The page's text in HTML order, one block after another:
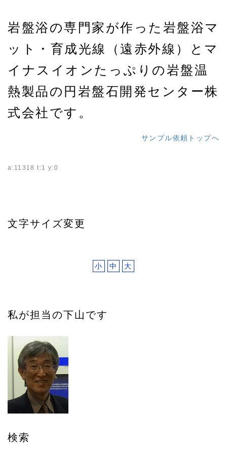
岩盤浴の専門家が作った岩盤浴マ
ット・育成光線（遠赤外線）とマ
イナスイオンたっぷりの岩盤温
熱製品の円岩盤石開発センター株
式会社です。
サンプル依頼トップへ
a:11318 t:1 y:0
文字サイズ変更
小 中 大
私が担当の下山です
検索